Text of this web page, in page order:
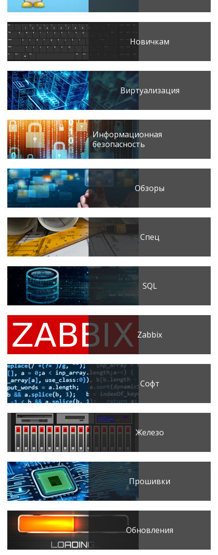
Новичкам
Виртуализация
Информационная
безопасность
Обзоры
Спец
SQL
Zabbix
Софт
Железо
Прошивки
Обновления